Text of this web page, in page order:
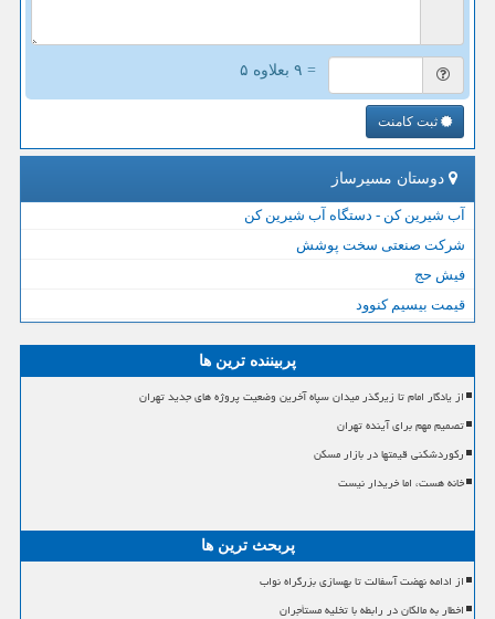
= ۹ بعلاوه ۵
ثبت کامنت
دوستان مسیرساز
آب شیرین کن - دستگاه آب شیرین کن
شرکت صنعتی سخت پوشش
فیش حج
قیمت بیسیم کنوود
پربیننده ترین ها
از یادگار امام تا زیرگذر میدان سپاه آخرین وضعیت پروژه های جدید تهران
تصمیم مهم برای آینده تهران
رکوردشکنی قیمتها در بازار مسکن
خانه هست، اما خریدار نیست
پربحث ترین ها
از ادامه نهضت آسفالت تا بهسازی بزرگراه نواب
اخطار به مالکان در رابطه با تخلیه مستأجران